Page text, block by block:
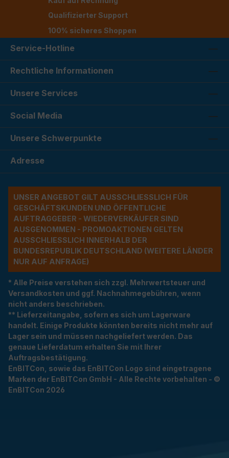
Qualifizierter Support
100% sicheres Shoppen
Service-Hotline
Rechtliche Informationen
Unsere Services
Social Media
Unsere Schwerpunkte
Adresse
UNSER ANGEBOT GILT AUSSCHLIESSLICH FÜR G
ESCHÄFTSKUNDEN UND ÖFFENTLICHE A
UFTRAGGEBER - WIEDERVERKÄUFER SIND A
USGENOMMEN - PROMOAKTIONEN GELTEN A
USSCHLIESSLICH INNERHALB DER BU
NDESREPUBLIK DEUTSCHLAND (WEITERE LÄNDER NU
R AUF ANFRAGE)
* Alle Preise verstehen sich zzgl. Mehrwertsteuer und
Versandkosten und ggf. Nachnahmegebühren, wenn
nicht anders beschrieben.
** Lieferzeitangabe, sofern es sich um Lagerware
handelt. Einige Produkte könnten bereits nicht mehr auf
Lager sein und müssen nachgeliefert werden. Das
genaue Lieferdatum erhalten Sie mit Ihrer
Auftragsbestätigung.
EnBITCon, sowie das EnBITCon Logo sind eingetragene
Marken der EnBITCon GmbH - Alle Rechte vorbehalten - ©
EnBITCon 2026